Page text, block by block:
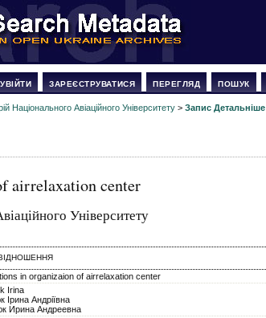
УВІЙТИ ЗАРЕЄСТРУВАТИСЯ ПЕРЕГЛЯД ПОШУК
Національного Авіаційного Університету >Запис Детальніше
airrelaxation center
Університету
in organizaion of airrelaxation center
Irina
Ірина Андріївна
Ирина Андреевна